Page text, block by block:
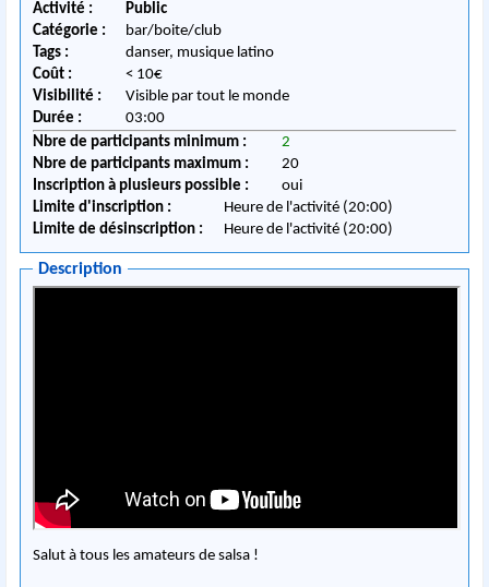
Activité :
Public
Catégorie :
bar/boite/club
Tags :
danser, musique latino
Coût :
< 10€
Visibilité :
Visible par tout le monde
Durée :
03:00
Nbre de participants minimum :
2
Nbre de participants maximum :
20
Inscription à plusieurs possible :
oui
Limite d'inscription :
Heure de l'activité (20:00)
Limite de désinscription :
Heure de l'activité (20:00)
Description
Salut à tous les amateurs de salsa !